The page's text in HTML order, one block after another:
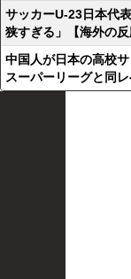
サッカーU-23日本代
狭すぎる」【海外の反
中国人が日本の高校
スーパーリーグと同